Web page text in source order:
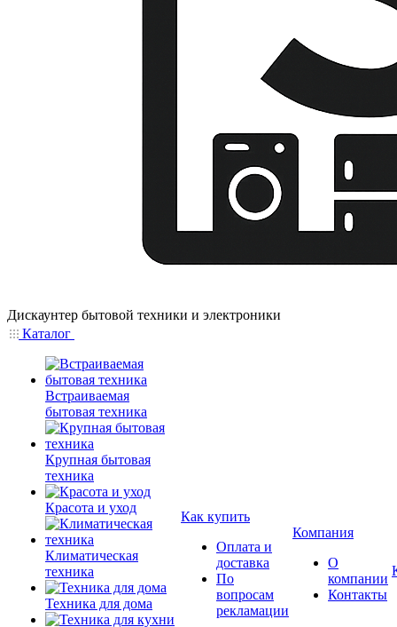
Дискаунтер бытовой техники и электроники
Каталог
Встраиваемая
бытовая техника
Крупная бытовая
техника
Красота и уход
Климатическая
техника
Техника для дома
Как купить
Оплата и
доставка
По
вопросам
рекламации
Компания
О
компании
Контакты